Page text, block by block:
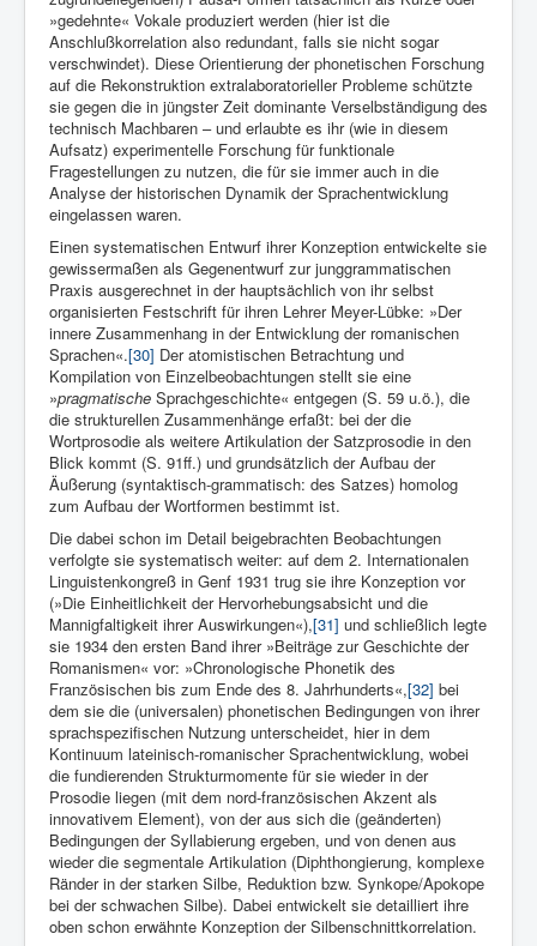
»gedehnte« Vokale produziert werden (hier ist die
Anschlußkorrelation also redundant, falls sie nicht sogar
verschwindet). Diese Orientierung der phonetischen Forschung
auf die Rekonstruktion extralaboratorieller Probleme schützte
sie gegen die in jüngster Zeit dominante Verselbständigung des
technisch Ma­chbaren – und erlaubte es ihr (wie in diesem
Aufsatz) experi­mentelle Forschung für funktionale
Fragestellungen zu nutzen, die für sie immer auch in die
Analyse der historischen Dynamik der Sprachentwicklung
eingelassen waren.
Einen systematischen Entwurf ihrer Konzeption entwickelte sie
gewissermaßen als Gegenentwurf zur junggrammatischen
Praxis ausgerechnet in der hauptsächlich von ihr selbst
organisierten Festschrift für ihren Lehrer Meyer-Lübke: »Der
innere Zusammenhang in der Entwicklung der romanischen
Sprachen«.[30] Der atomistischen Betrachtung und
Kompilation von Einzelbeobachtungen stellt sie eine
»pragmatische Sprachgeschichte« entgegen (S. 59 u.ö.), die
die strukturellen Zusammenhänge erfaßt: bei der die
Wortprosodie als weitere Artikulation der Satzprosodie in den
Blick kommt (S. 91ff.) und grundsätzlich der Aufbau der
Äußerung (syntaktisch-grammatisch: des Satzes) homolog
zum Aufbau der Wortformen bestimmt ist.
Die dabei schon im Detail beigebrachten Beobachtungen
verfolgte sie systematisch weiter: auf dem 2. Internationalen
Linguistenkongreß in Genf 1931 trug sie ihre Konzeption vor
(»Die Einheitlichkeit der Hervorhebungsabsicht und die
Mannigfaltigkeit ihrer Auswirkungen«),[31] und schließlich legte
sie 1934 den ersten Band ihrer »Beiträge zur Geschichte der
Romanismen« vor: »Chronologische Phonetik des
Französischen bis zum Ende des 8. Jahrhunderts«,[32] bei
dem sie die (universalen) phonetischen Bedingungen von ihrer
sprachspezifischen Nutzung unterscheidet, hier in dem
Kontinuum lateinisch-romanischer Sprachentwicklung, wobei
die fundierenden Strukturmomente für sie wieder in der
Prosodie liegen (mit dem nord-französischen Akzent als
innovativem Element), von der aus sich die (geänderten)
Bedingungen der Syllabierung ergeben, und von denen aus
wieder die segmentale Artikulation (Diphthongierung, komplexe
Ränder in der starken Silbe, Reduktion bzw. Synkope/Apokope
bei der schwachen Silbe). Dabei entwickelt sie detailliert ihre
oben schon erwähnte Konzeption der Silbenschnittkorrelation.